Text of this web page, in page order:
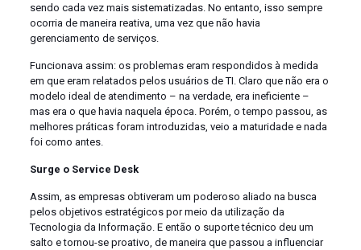
sendo cada vez mais sistematizadas. No entanto, isso sempre
ocorria de maneira reativa, uma vez que não havia
gerenciamento de serviços.
Funcionava assim: os problemas eram respondidos à medida
em que eram relatados pelos usuários de TI. Claro que não era o
modelo ideal de atendimento – na verdade, era ineficiente –
mas era o que havia naquela época. Porém, o tempo passou, as
melhores práticas foram introduzidas, veio a maturidade e nada
foi como antes.
Surge o Service Desk
Assim, as empresas obtiveram um poderoso aliado na busca
pelos objetivos estratégicos por meio da utilização da
Tecnologia da Informação. E então o suporte técnico deu um
salto e tornou-se proativo, de maneira que passou a influenciar